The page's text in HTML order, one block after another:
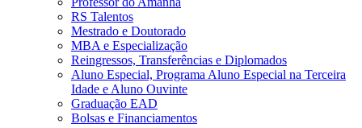
RS Talentos
Mestrado e Doutorado
MBA e Especialização
Reingressos, Transferências e Diplomados
Aluno Especial, Programa Aluno Especial na Terceira
Idade e Aluno Ouvinte
Graduação EAD
Bolsas e Financiamentos